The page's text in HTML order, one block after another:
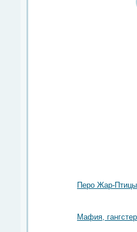
Перо Жар-Птицы
Мафия, гангстер